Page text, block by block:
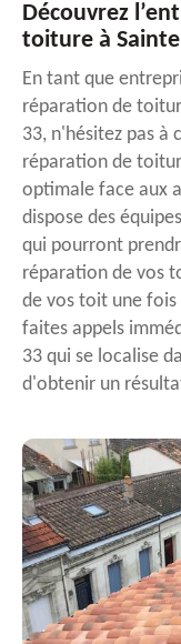
Découvrez
toiture à
En tant que
réparation de
33, n'hésitez pas à
réparation de
optimale face aux
dispose des
qui pourront
réparation de vos
de vos toit une
faites appels
33 qui se localise
d'obtenir un